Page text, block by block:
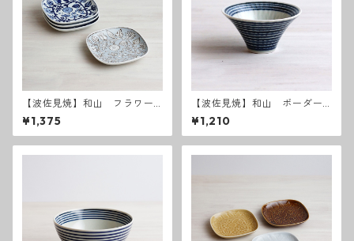
【波佐見焼】和山 フラワー
パレード取皿
¥1,375
【波佐見焼】和山 ボーダー
柄「藍駒」反り碗小
¥1,210